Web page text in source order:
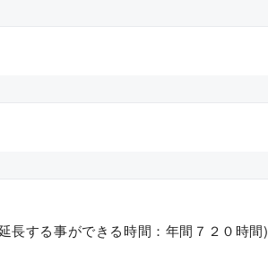
長する事ができる時間：年間７２０時間)